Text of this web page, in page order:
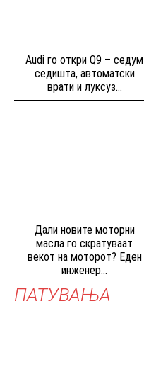
Audi го откри Q9 – седум
седишта, автоматски
врати и луксуз...
Дали новите моторни
масла го скратуваат
векот на моторот? Еден
инженер...
ПАТУВАЊА